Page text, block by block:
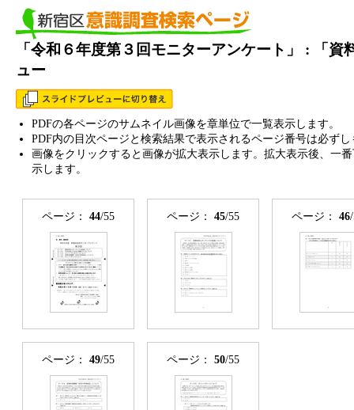
「令和６年度第３回モニターアンケート」 : 「
ュー
PDFの各ページのサムネイル画像を章単位で一覧表示します。
PDF内の目次ページと検索結果で表示されるページ番号は必ず
画像をクリックすると画像が拡大表示します。拡大表示後、一
示します。
ページ： 44/55 ページ： 45/55 ページ： 46
ページ： 49/55 ページ： 50/55